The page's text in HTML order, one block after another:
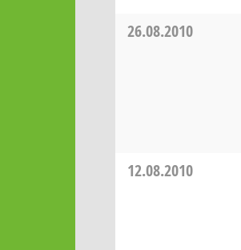
26.08.2010
12.08.2010